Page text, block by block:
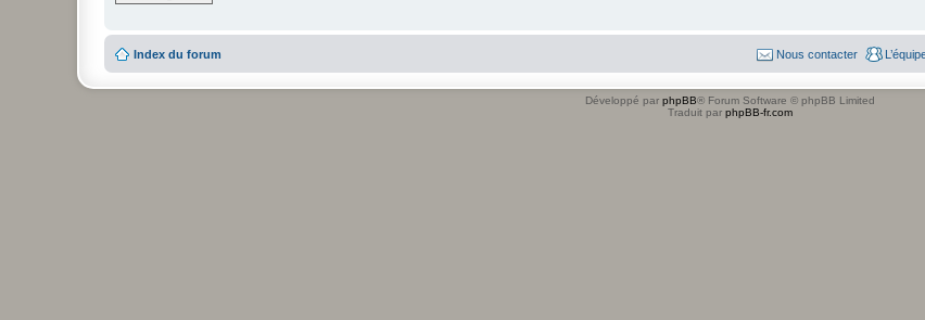
Index du forum Nous contacter
Développé par phpBB® Forum Software © phpBB Limited
Traduit par phpBB-fr.com